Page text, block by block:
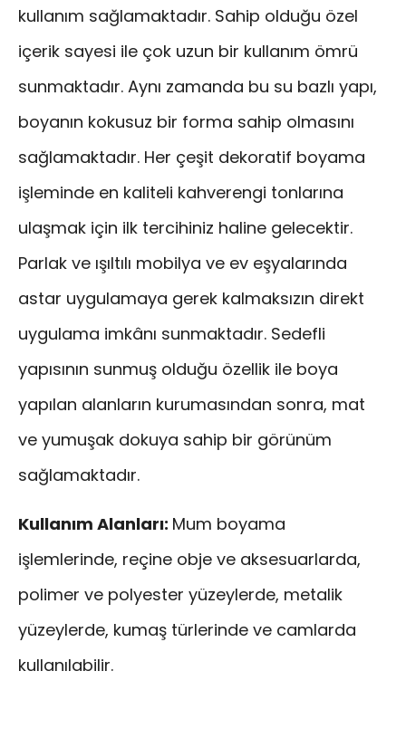
kullanım sağlamaktadır. Sahip olduğu özel
içerik sayesi ile çok uzun bir kullanım ömrü
sunmaktadır. Aynı zamanda bu su bazlı yapı,
boyanın kokusuz bir forma sahip olmasını
sağlamaktadır. Her çeşit dekoratif boyama
işleminde en kaliteli kahverengi tonlarına
ulaşmak için ilk tercihiniz haline gelecektir.
Parlak ve ışıltılı mobilya ve ev eşyalarında
astar uygulamaya gerek kalmaksızın direkt
uygulama imkânı sunmaktadır. Sedefli
yapısının sunmuş olduğu özellik ile boya
yapılan alanların kurumasından sonra, mat
ve yumuşak dokuya sahip bir görünüm
sağlamaktadır.
Kullanım Alanları: Mum boyama
işlemlerinde, reçine obje ve aksesuarlarda,
polimer ve polyester yüzeylerde, metalik
yüzeylerde, kumaş türlerinde ve camlarda
kullanılabilir.